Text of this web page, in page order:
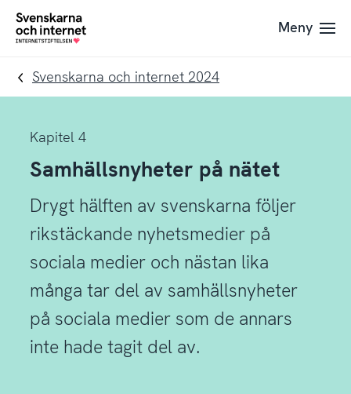
Till
navigation
Till
innehåll
To
Meny
Svenskarna och internet 2024
Kapitel 4
Samhällsnyheter på nätet
Drygt hälften av svenskarna följer
rikstäckande nyhetsmedier på
sociala medier och nästan lika
många tar del av samhällsnyheter
på sociala medier som de annars
inte hade tagit del av.